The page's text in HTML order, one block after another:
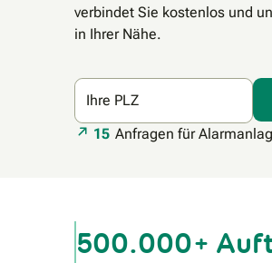
verbindet Sie kostenlos und
in Ihrer Nähe.
Ihre PLZ
15 Anfragen für
500.000+